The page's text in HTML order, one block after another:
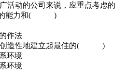
活动的公司来说，应重点考虑的
商的能力和( )
作法
创造性地建立起最佳的( )
环境
环境